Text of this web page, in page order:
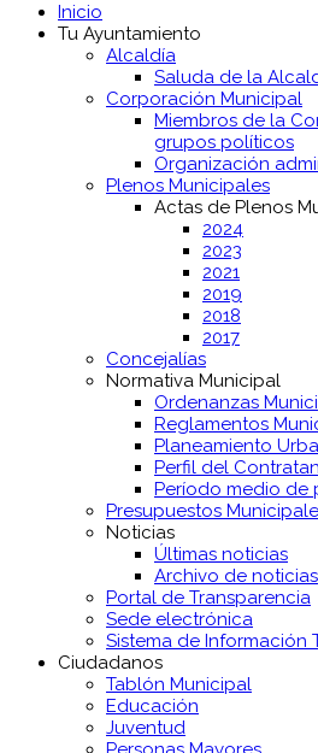
Inicio
Tu Ayuntamiento
Alcaldía
Saluda de la
Corporación Municipal
Miembros de la
grupos políticos
Organización
Plenos Municipales
Actas de Plenos
2024
2023
2021
2019
2018
2017
Concejalías
Normativa Municipal
Ordenanzas
Reglamentos
Planeamiento
Perfil del
Período medio de
Presupuestos
Noticias
Últimas noticias
Archivo de noticias
Portal de Transparencia
Sede electrónica
Sistema de Información
Ciudadanos
Tablón Municipal
Educación
Juventud